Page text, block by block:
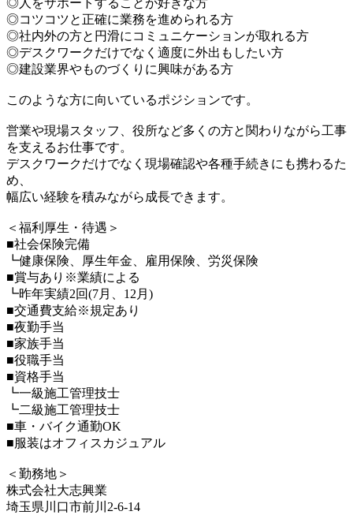
◎コツコツと正確に業務を進められる方
◎社内外の方と円滑にコミュニケーションが取れる方
◎デスクワークだけでなく適度に外出もしたい方
◎建設業界やものづくりに興味がある方
このような方に向いているポジションです。
営業や現場スタッフ、役所など多くの方と関わりながら工事
を支えるお仕事です。
デスクワークだけでなく現場確認や各種手続きにも携わるた
め、
幅広い経験を積みながら成長できます。
＜福利厚生・待遇＞
■社会保険完備
┗健康保険、厚生年金、雇用保険、労災保険
■賞与あり※業績による
┗昨年実績2回(7月、12月)
■交通費支給※規定あり
■夜勤手当
■家族手当
■役職手当
■資格手当
┗一級施工管理技士
┗二級施工管理技士
■車・バイク通勤OK
■服装はオフィスカジュアル
＜勤務地＞
株式会社大志興業
埼玉県川口市前川2-6-14